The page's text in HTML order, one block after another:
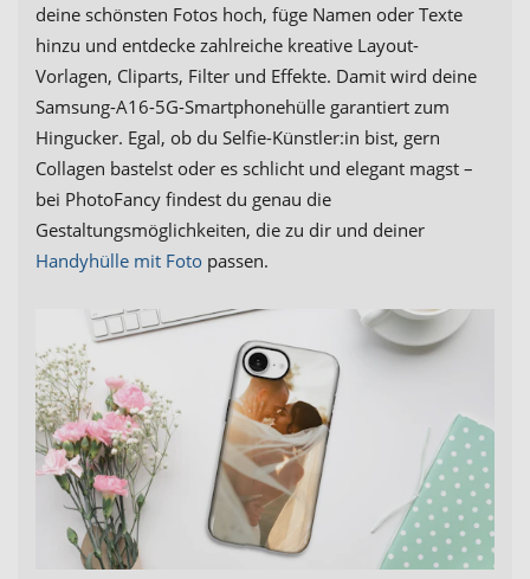
deine schönsten Fotos hoch, füge Namen oder Texte
hinzu und entdecke zahlreiche kreative Layout-
Vorlagen, Cliparts, Filter und Effekte. Damit wird deine
Samsung-A16-5G-Smartphonehülle garantiert zum
Hingucker. Egal, ob du Selfie-Künstler:in bist, gern
Collagen bastelst oder es schlicht und elegant magst –
bei PhotoFancy findest du genau die
Gestaltungsmöglichkeiten, die zu dir und deiner
Handyhülle mit Foto passen.